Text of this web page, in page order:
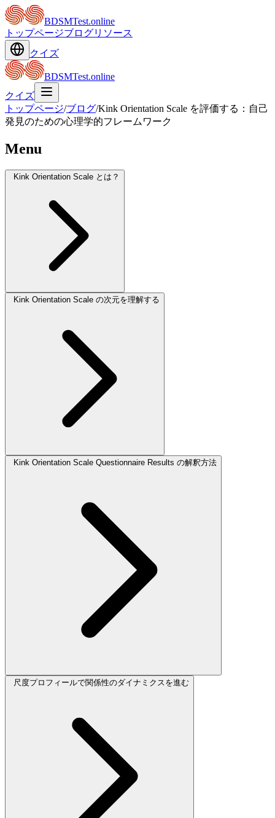
BDSMTest.online
トップページブログリソース
クイズ
BDSMTest.online
クイズ
トップページ/ブログ/Kink Orientation Scale を評価する：自己
発見のための心理学的フレームワーク
Menu
Kink Orientation Scale とは？
Kink Orientation Scale の次元を理解する
Kink Orientation Scale Questionnaire Results の解釈方法
尺度プロフィールで関係性のダイナミクスを進む